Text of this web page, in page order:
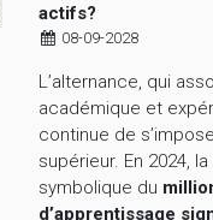
actifs?
08-09-2028
L’alternance, qui
académique et
continue de
supérieur. En 2024,
symbolique du
d’apprentissage